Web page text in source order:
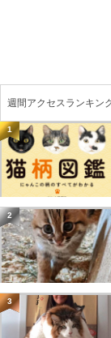
週間アクセスランキン
1
2
3